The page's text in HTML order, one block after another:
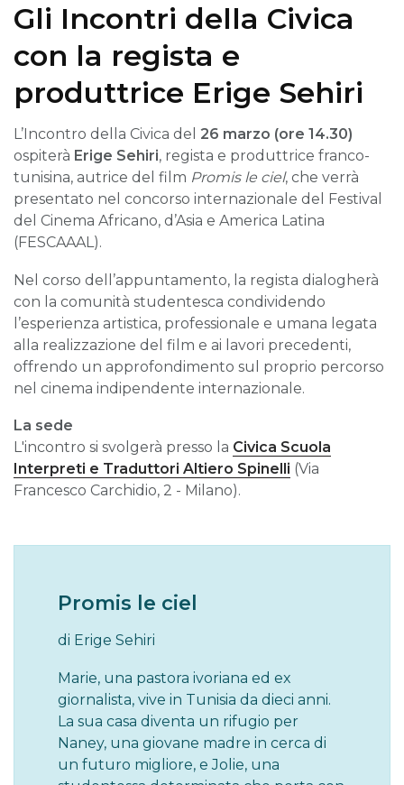
Gli Incontri della Civica
con la regista e
produttrice Erige Sehiri
L’Incontro della Civica del 26 marzo (ore 14.30)
ospiterà Erige Sehiri, regista e produttrice franco-
tunisina, autrice del film Promis le ciel, che verrà
presentato nel concorso internazionale del Festival
del Cinema Africano, d’Asia e America Latina
(FESCAAAL).
Nel corso dell’appuntamento, la regista dialogherà
con la comunità studentesca condividendo
l’esperienza artistica, professionale e umana legata
alla realizzazione del film e ai lavori precedenti,
offrendo un approfondimento sul proprio percorso
nel cinema indipendente internazionale.
La sede
L'incontro si svolgerà presso la Civica Scuola
Interpreti e Traduttori Altiero Spinelli (Via
Francesco Carchidio, 2 - Milano).
Promis le ciel
di Erige Sehiri
Marie, una pastora ivoriana ed ex
giornalista, vive in Tunisia da dieci anni.
La sua casa diventa un rifugio per
Naney, una giovane madre in cerca di
un futuro migliore, e Jolie, una